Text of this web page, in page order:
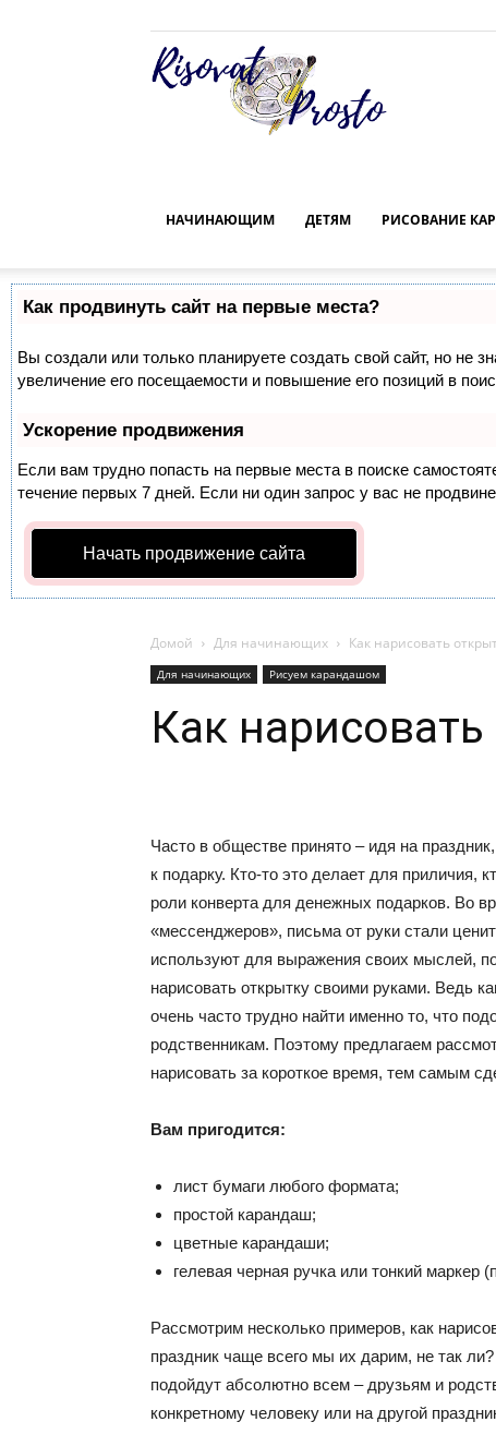
НАЧИНАЮЩИМ ДЕТЯМ РИСОВАНИЕ
Как продвинуть сайт на первые места?
Вы создали или только планируете создать свой сайт, но не
увеличение его посещаемости и повышение его позиций в
Ускорение продвижения
Если вам трудно попасть на первые места в поиске
течение первых 7 дней. Если ни один запрос у вас не
Начать продвижение сайта
Домой Для начинающих Как нарисовать
Для начинающих Рисуем карандашом
Как
Часто в обществе принято – идя на
к подарку. Кто-то это делает для приличия,
роли конверта для денежных подарков. Во
«мессенджеров», письма от руки стали
используют для выражения своих мыслей,
нарисовать открытку своими руками. Ведь
очень часто трудно найти именно то, что
родственникам. Поэтому предлагаем
нарисовать за короткое время, тем самым
Вам пригодится:
лист бумаги любого формата;
простой карандаш;
цветные карандаши;
гелевая черная ручка или тонкий маркер
Рассмотрим несколько примеров, как
праздник чаще всего мы их дарим, не так
подойдут абсолютно всем – друзьям и
конкретному человеку или на другой